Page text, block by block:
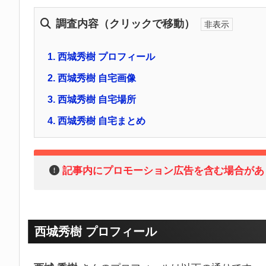
調査内容（クリックで移動）
1. 西城秀樹 プロフィール
2. 西城秀樹 自宅画像
3. 西城秀樹 自宅場所
4. 西城秀樹 自宅まとめ
記事内にプロモーション広告を含む場合が
西城秀樹 プロフィール